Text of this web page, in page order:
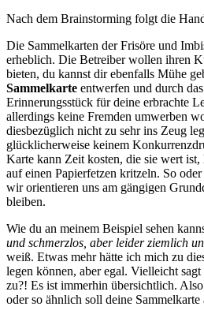
Nach dem Brainstorming folgt die
Die Sammelkarten der Frisöre und
erheblich. Die Betreiber wollen ihren
bieten, du kannst dir ebenfalls Mühe
Sammelkarte entwerfen und durch
Erinnerungsstück für deine erbrachte
allerdings keine Fremden umwerben
diesbezüglich nicht zu sehr ins Zeug
glücklicherweise keinem
Karte kann Zeit kosten, die sie wert ist,
auf einen Papierfetzen kritzeln. So
wir orientieren uns am gängigen
bleiben.
Wie du an meinem Beispiel sehen
und schmerzlos, aber leider ziemlich
weiß. Etwas mehr hätte ich mich zu
legen können, aber egal. Vielleicht
zu?! Es ist immerhin übersichtlich.
oder so ähnlich soll deine Sammelkarte